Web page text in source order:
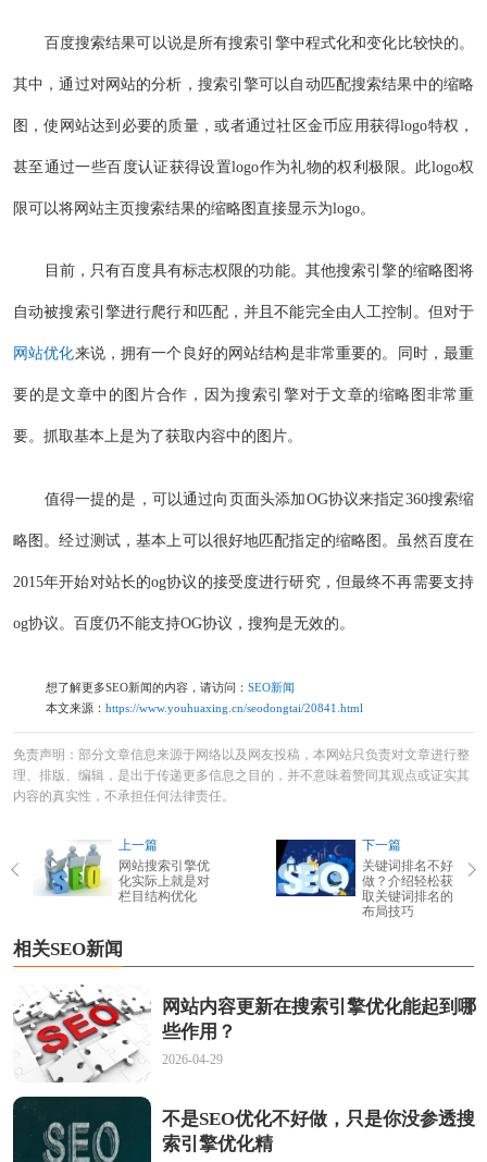
百度搜索结果可以说是所有搜索引擎中程式化和变化比较快的。
其中，通过对网站的分析，搜索引擎可以自动匹配搜索结果中的缩略
图，使网站达到必要的质量，或者通过社区金币应用获得logo特权，
甚至通过一些百度认证获得设置logo作为礼物的权利极限。此logo权
限可以将网站主页搜索结果的缩略图直接显示为logo。
目前，只有百度具有标志权限的功能。其他搜索引擎的缩略图将
自动被搜索引擎进行爬行和匹配，并且不能完全由人工控制。但对于
网站优化来说，拥有一个良好的网站结构是非常重要的。同时，最重
要的是文章中的图片合作，因为搜索引擎对于文章的缩略图非常重
要。抓取基本上是为了获取内容中的图片。
值得一提的是，可以通过向页面头添加OG协议来指定360搜索缩
略图。经过测试，基本上可以很好地匹配指定的缩略图。虽然百度在
2015年开始对站长的og协议的接受度进行研究，但最终不再需要支持
og协议。百度仍不能支持OG协议，搜狗是无效的。
想了解更多SEO新闻的内容，请访问： SEO新闻
本文来源： https://www.youhuaxing.cn/seodongtai/20841.html
免责声明：部分文章信息来源于网络以及网友投稿，本网站只负责对文章进行整
理、排版、编辑，是出于传递更多信息之目的，并不意味着赞同其观点或证实其
内容的真实性，不承担任何法律责任。
上一篇
网站搜索引擎优
化实际上就是对
栏目结构优化
下一篇
关键词排名不好
做？介绍轻松获
取关键词排名的
布局技巧
相关SEO新闻
网站内容更新在搜索引擎优化能起到哪
些作用？
2026-04-29
不是SEO优化不好做，只是你没参透搜
索引擎优化精